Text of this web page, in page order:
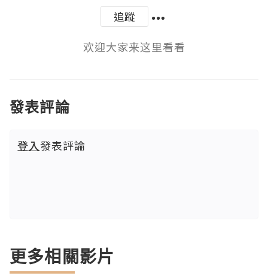
追蹤
欢迎大家来这里看看
發表評論
登入發表評論
更多相關影片